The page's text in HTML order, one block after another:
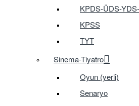
KPDS-ÜDS-
KPSS
TYT
Sinema-Tiyatro
Oyun (yerli)
Senaryo